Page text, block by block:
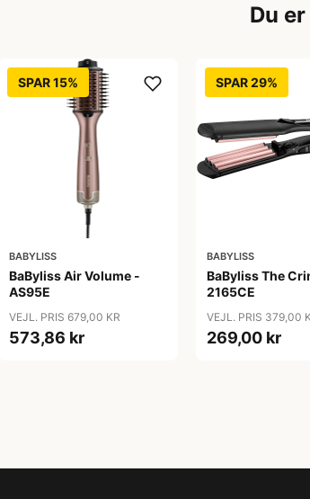
Du
SPAR 15%
BABYLISS
BaByliss Air Volume -
AS95E
VEJL. PRIS 679,00 KR
573,86 kr
SPAR 29%
BABYLISS
BaByliss The
2165CE
VEJL. PRIS 379,00
269,00 kr